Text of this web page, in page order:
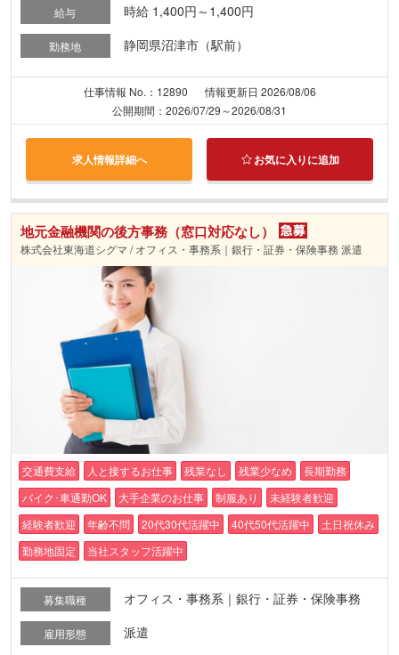
給与 時給 1,400円～1,400円
勤務地 静岡県沼津市（駅前）
仕事情報 No.：12890
情報更新日 2026/08/06
公開期間：2026/07/29～2026/08/31
求人情報詳細へ お気に入りに追加
地元金融機関の後方事務（窓口対応なし）
株式会社東海道シグマ / オフィス・事務系｜銀行・証券・保険事務 派遣
交通費支給 人と接するお仕事 残業なし 残業少なめ
長期勤務
バイク･車通勤OK
大手企業のお仕事 制服あり
未経験者歓迎
経験者歓迎
年齢不問 20代30代活躍中 40代50代活躍中
土日祝休み
勤務地固定
当社スタッフ活躍中
募集職種 オフィス・事務系｜銀行・証券・保険事務
雇用形態 派遣